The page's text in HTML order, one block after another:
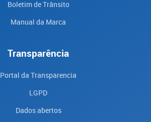
Boletim de Trânsito
Manual da Marca
Transparência
Portal da Transparencia
LGPD
Dados abertos